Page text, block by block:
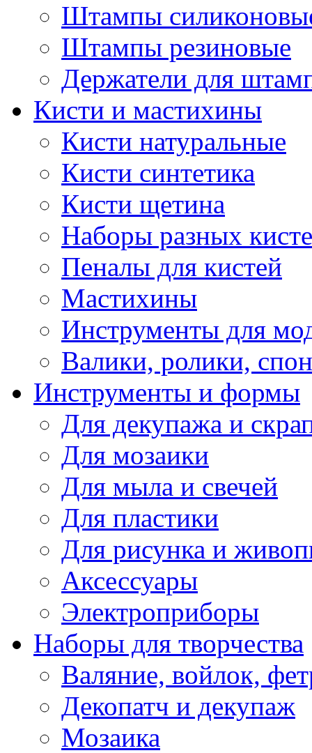
Штампы
Штампы резиновые
Держатели для
Кисти и мастихины
Кисти натуральные
Кисти синтетика
Кисти щетина
Наборы разных
Пеналы для кистей
Мастихины
Инструменты для
Валики, ролики,
Инструменты и формы
Для декупажа и
Для мозаики
Для мыла и свечей
Для пластики
Для рисунка и
Аксессуары
Электроприборы
Наборы для творчества
Валяние, войлок,
Декопатч и декупаж
Мозаика